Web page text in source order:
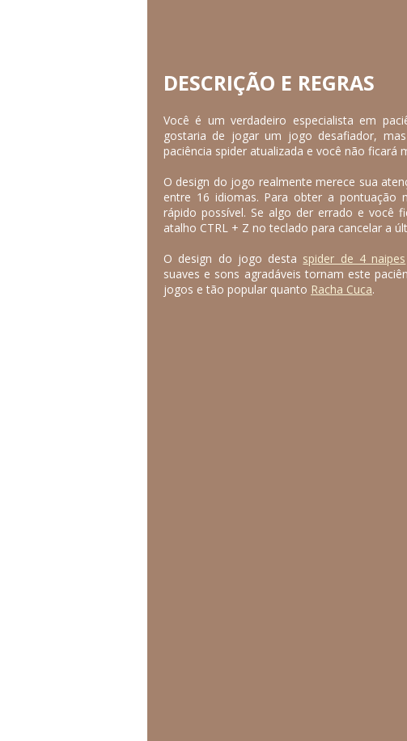
DESCRIÇÃO E REGRAS
Você é um verdadeiro especialista em
gostaria de jogar um jogo desafiador,
paciência spider atualizada e você não ficará
O design do jogo realmente merece sua
entre 16 idiomas. Para obter a pontuação
rápido possível. Se algo der errado e você
atalho CTRL + Z no teclado para cancelar a
O design do jogo desta spider de 4 naipes
suaves e sons agradáveis tornam este
jogos e tão popular quanto Racha Cuca.